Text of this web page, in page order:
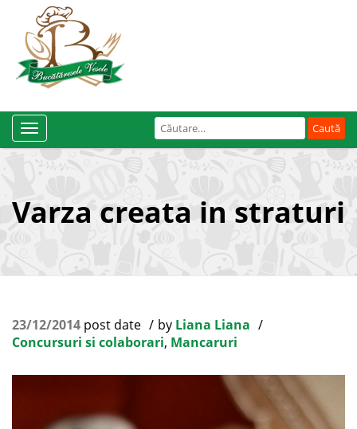
Caută
după:
Toggle
Navigation
Varza creata in straturi
23/12/2014 post date by Liana Liana
Concursuri si colaborari, Mancaruri